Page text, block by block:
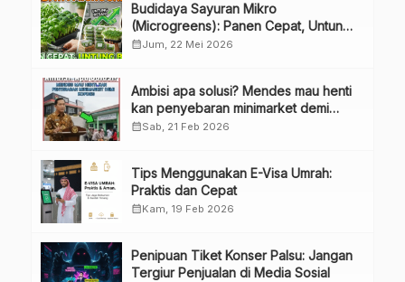
Budidaya Sayuran Mikro
(Microgreens): Panen Cepat, Untung
Besar
calendar_monthJum, 22 Mei 2026
Ambisi apa solusi? Mendes mau henti
kan penyebaran minimarket demi
kopdes.
calendar_monthSab, 21 Feb 2026
Tips Menggunakan E-Visa Umrah:
Praktis dan Cepat
calendar_monthKam, 19 Feb 2026
Penipuan Tiket Konser Palsu: Jangan
Tergiur Penjualan di Media Sosial